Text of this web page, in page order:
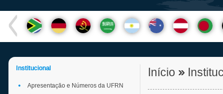
Institucional
Apresentação e Números da UFRN
Início »